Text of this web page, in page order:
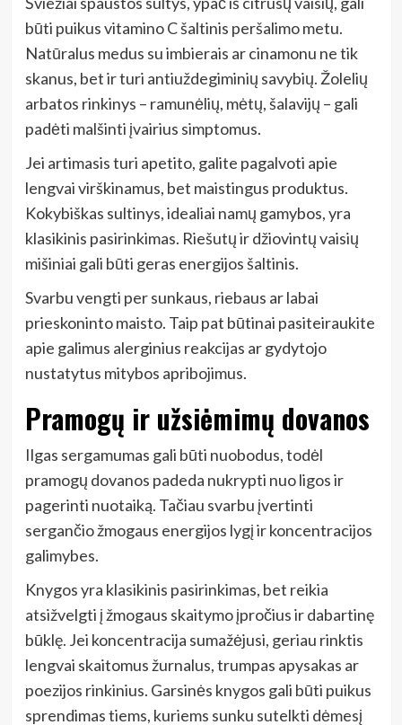
būti puikus vitamino C šaltinis peršalimo metu.
Natūralus medus su imbierais ar cinamonu ne tik
skanus, bet ir turi antiuždegiminių savybių. Žolelių
arbatos rinkinys – ramunėlių, mėtų, šalavijų – gali
padėti malšinti įvairius simptomus.
Jei artimasis turi apetito, galite pagalvoti apie
lengvai virškinamus, bet maistingus produktus.
Kokybiškas sultinys, idealiai namų gamybos, yra
klasikinis pasirinkimas. Riešutų ir džiovintų vaisių
mišiniai gali būti geras energijos šaltinis.
Svarbu vengti per sunkaus, riebaus ar labai
prieskoninto maisto. Taip pat būtinai pasiteiraukite
apie galimus alerginius reakcijas ar gydytojo
nustatytus mitybos apribojimus.
Pramogų ir užsiėmimų dovanos
Ilgas sergamumas gali būti nuobodus, todėl
pramogų dovanos padeda nukrypti nuo ligos ir
pagerinti nuotaiką. Tačiau svarbu įvertinti
sergančio žmogaus energijos lygį ir koncentracijos
galimybes.
Knygos yra klasikinis pasirinkimas, bet reikia
atsižvelgti į žmogaus skaitymo įpročius ir dabartinę
būklę. Jei koncentracija sumažėjusi, geriau rinktis
lengvai skaitomus žurnalus, trumpas apysakas ar
poezijos rinkinius. Garsinės knygos gali būti puikus
sprendimas tiems, kuriems sunku sutelkti dėmesį